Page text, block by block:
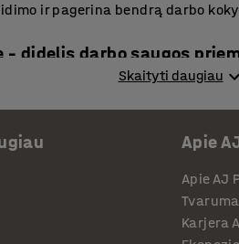
ir pagerina bendrą darbo
didelis darbo saugos
Investuodami į AJ Produktai
kurios geriausiai atitinka Jūsų
kokybės gaminių
Skaityti daugiau
Apie
Apie AJ
Karjera